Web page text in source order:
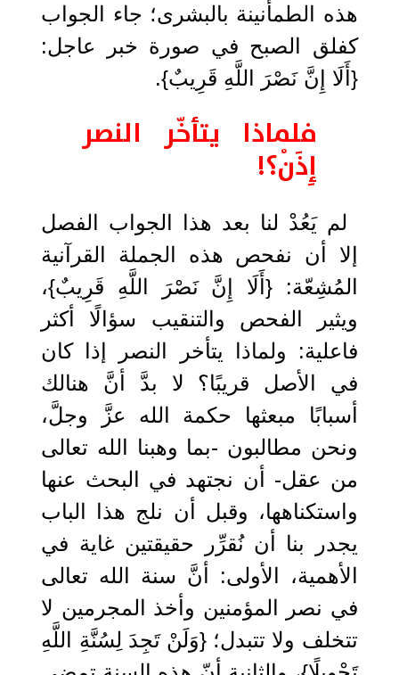
هذه الطمأنينة بالبشرى؛ جاء الجواب
كفلق الصبح في صورة خبر عاجل:
{أَلَا إِنَّ نَصْرَ اللَّهِ قَرِيبٌ}.
فلماذا يتأخّر النصر
إِذَنْ؟!
لم يَعُدْ لنا بعد هذا الجواب الفصل
إلا أن نفحص هذه الجملة القرآنية
المُشِعّة: {أَلَا إِنَّ نَصْرَ اللَّهِ قَرِيبٌ}،
ويثير الفحص والتنقيب سؤالًا أكثر
فاعلية: ولماذا يتأخر النصر إذا كان
في الأصل قريبًا؟ لا بدَّ أنَّ هنالك
أسبابًا مبعثها حكمة الله عزَّ وجلَّ،
ونحن مطالبون -بما وهبنا الله تعالى
من عقل- أن نجتهد في البحث عنها
واستكناهها، وقبل أن نلج هذا الباب
يجدر بنا أن نُقرِّر حقيقتين غاية في
الأهمية، الأولى: أنَّ سنة الله تعالى
في نصر المؤمنين وأخذ المجرمين لا
تتخلف ولا تتبدل؛ {وَلَنْ تَجِدَ لِسُنَّةِ اللَّهِ